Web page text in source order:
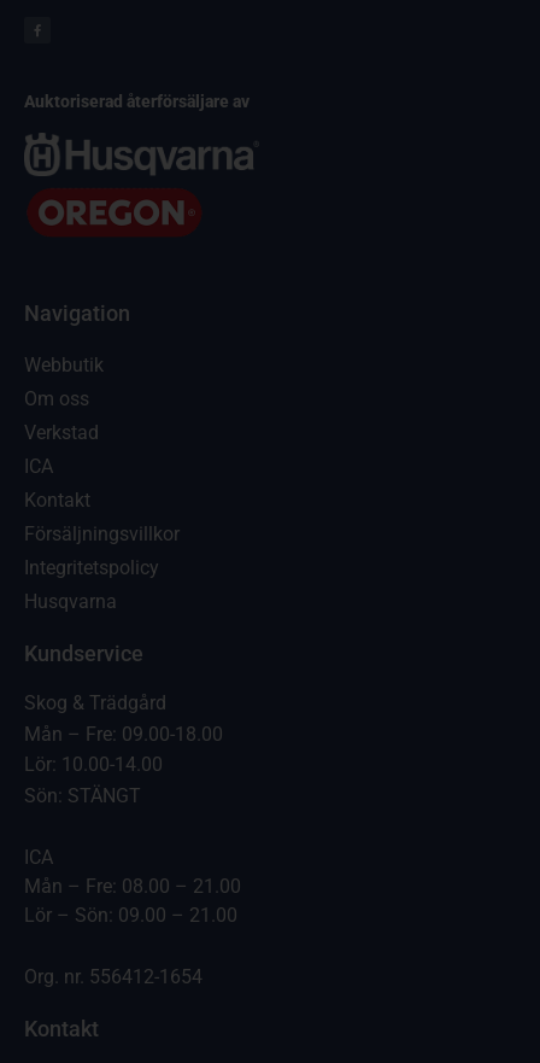
Auktoriserad återförsäljare av
Navigation
Webbutik
Om oss
Verkstad
ICA
Kontakt
Försäljningsvillkor
Integritetspolicy
Husqvarna
Kundservice
Skog & Trädgård
Mån – Fre: 09.00-18.00
Lör: 10.00-14.00
Sön: STÄNGT
ICA
Mån – Fre: 08.00 – 21.00
Lör – Sön: 09.00 – 21.00
Org. nr. 556412-1654
Kontakt